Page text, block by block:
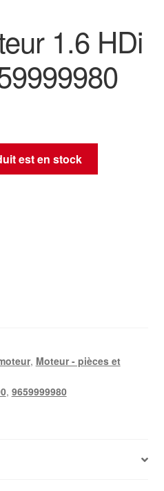
1.6 HDi
est en stock
, Moteur - pièces et
, 9659999980